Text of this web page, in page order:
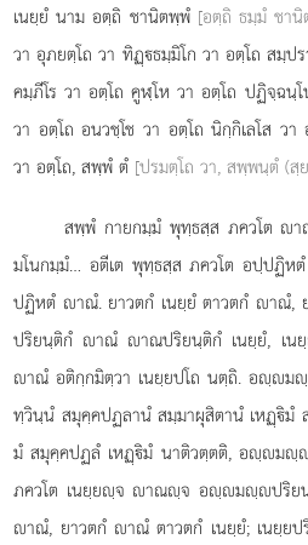
เนยฺยํ นาม อตฺถิ ชานิตพฺพํ [อตฺถิ ธมฺมํ ชา
วา อุภยตฺโถ วา ทิฏฺธมฺมิโก วา อตฺโถสมฺป
คมฺภีโร วา อตฺโถ คูฬฺโห วา อตฺโถ ปฏิจฺฉนฺ
วา อตฺโถ อนวชฺโช วา อตฺโถ นิกฺกิเลโส วา
วา อตฺโถ, สพฺพํ ตํ [ปรมตฺโถ วา, สพฺพนฺตํ (สฺ
สพฺพํ กายกมฺมํ พุทฺธสฺส ภควโต 
มโนกมฺมํ… อตีเต พุทฺธสฺส ภควโต อปฺปฏิ
ปฏิหตํ าณํ. ยาวตกํ เนยฺยํ ตาวตกํ าณํ,
ปริยนฺติกํ าณํ าณปริยนฺติกํ เนยฺยํ, เน
าณํ อติกฺกมิตฺวา เนยฺยปโถ นตฺถิ. อฺม
ทฺวินฺนํ สมุคฺคปฏลานํ สมฺมาผุสิตานํ เหฏฺิมํ
มํ สมุคฺคปฏลํ เหฏฺิมํ นาติวตฺตติ, อฺมฺ
ภควโต เนยฺยฺจ าณฺจ อฺมฺปริยนฺ
าณํ, ยาวตกํ าณํ ตาวตกํ เนยฺยํ; เนยฺย